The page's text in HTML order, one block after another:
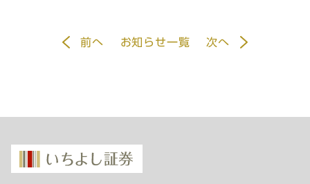
前へ お知らせ一覧 次へ